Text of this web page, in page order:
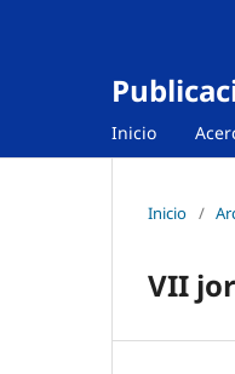
Inicio
Inicio /
VII